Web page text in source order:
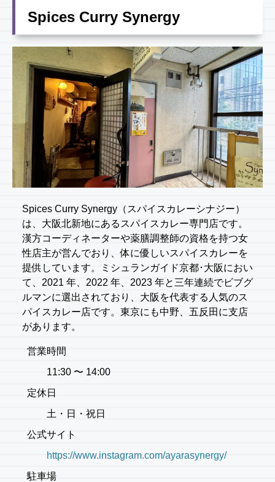
Spices Curry Synergy
Spices Curry Synergy（スパイスカレーシナジー）
は、大阪北新地にあるスパイスカレー専門店です。
漢方コーディネーターや薬膳調整師の資格を持つ女
性店主が営んでおり、体に優しいスパイスカレーを
提供しています。ミシュランガイド京都･大阪におい
て、2021 年、2022 年、2023 年と三年連続でビブグ
ルマンに選出されており、大阪を代表する人気のス
パイスカレー店です。東京にも中野、五反田に支店
があります。
営業時間
11:30 〜 14:00
定休日
土・日・祝日
公式サイト
https://www.instagram.com/ayarasynergy/
駐車場